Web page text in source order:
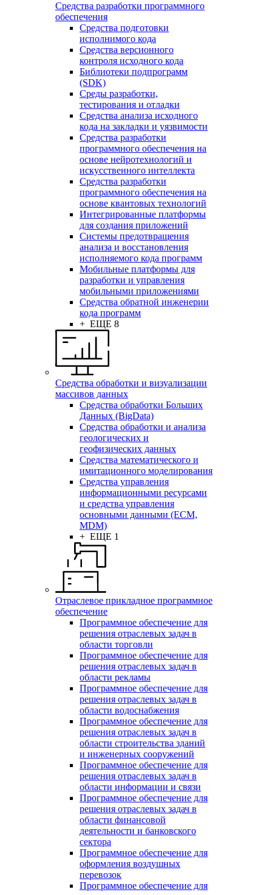
Средства разработки программного
обеспечения
Средства подготовки
исполнимого кода
Средства версионного
контроля исходного кода
Библиотеки подпрограмм
(SDK)
Среды разработки,
тестирования и отладки
Средства анализа исходного
кода на закладки и уязвимости
Средства разработки
программного обеспечения на
основе нейротехнологий и
искусственного интеллекта
Средства разработки
программного обеспечения на
основе квантовых технологий
Интегрированные платформы
для создания приложений
Системы предотвращения
анализа и восстановления
исполняемого кода программ
Мобильные платформы для
разработки и управления
мобильными приложениями
Средства обратной инженерии
кода программ
+ ЕЩЕ 8
Средства обработки и визуализации
массивов данных
Средства обработки Больших
Данных (BigData)
Средства обработки и анализа
геологических и
геофизических данных
Средства математического и
имитационного моделирования
Средства управления
информационными ресурсами
и средства управления
основными данными (ECM,
MDM)
+ ЕЩЕ 1
Отраслевое прикладное программное
обеспечение
Программное обеспечение для
решения отраслевых задач в
области торговли
Программное обеспечение для
решения отраслевых задач в
области рекламы
Программное обеспечение для
решения отраслевых задач в
области водоснабжения
Программное обеспечение для
решения отраслевых задач в
области строительства зданий
и инженерных сооружений
Программное обеспечение для
решения отраслевых задач в
области информации и связи
Программное обеспечение для
решения отраслевых задач в
области финансовой
деятельности и банковского
сектора
Программное обеспечение для
оформления воздушных
перевозок
Программное обеспечение для